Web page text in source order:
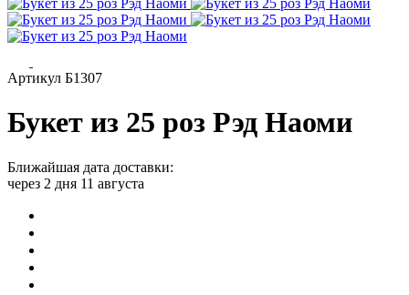
Артикул Б1307
Букет из 25 роз Рэд Наоми
Ближайшая дата доставки:
через 2 дня 11 августа